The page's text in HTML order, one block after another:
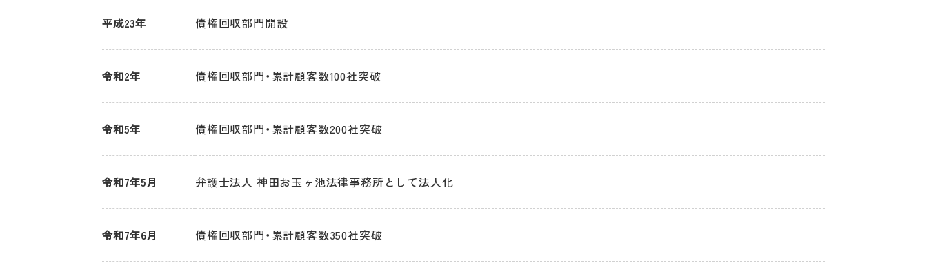
平成23年 債権回収部門開設
令和2年 債権回収部門・累計顧客数100社突破
令和5年 債権回収部門・累計顧客数200社突破
令和7年5月 弁護士法人 神田お玉ヶ池法律事務所として法人化
令和7年6月 債権回収部門・累計顧客数350社突破